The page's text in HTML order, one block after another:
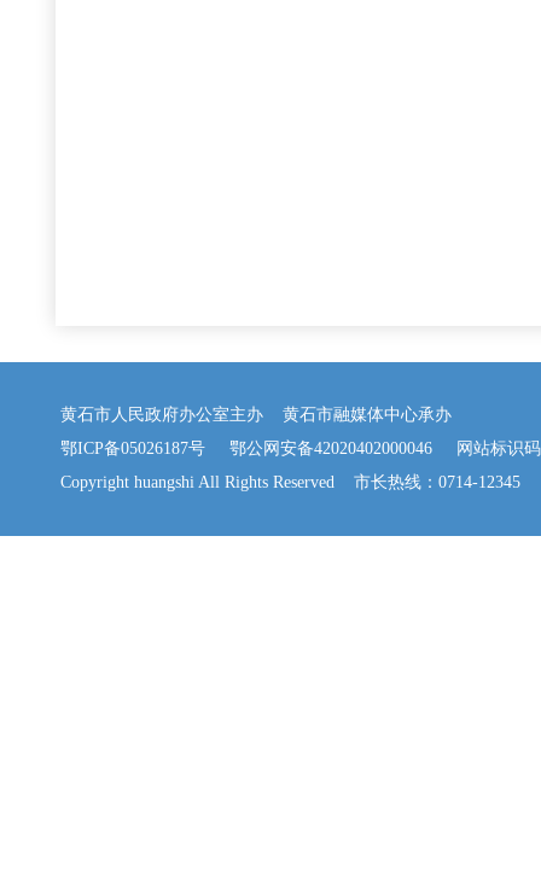
黄石市人民政府办公室主办 黄石市融媒体中心承办
鄂ICP备05026187号
鄂公网安备42020402000046 网站标识码
Copyright huangshi All Rights Reserved 市长热线：0714-12345